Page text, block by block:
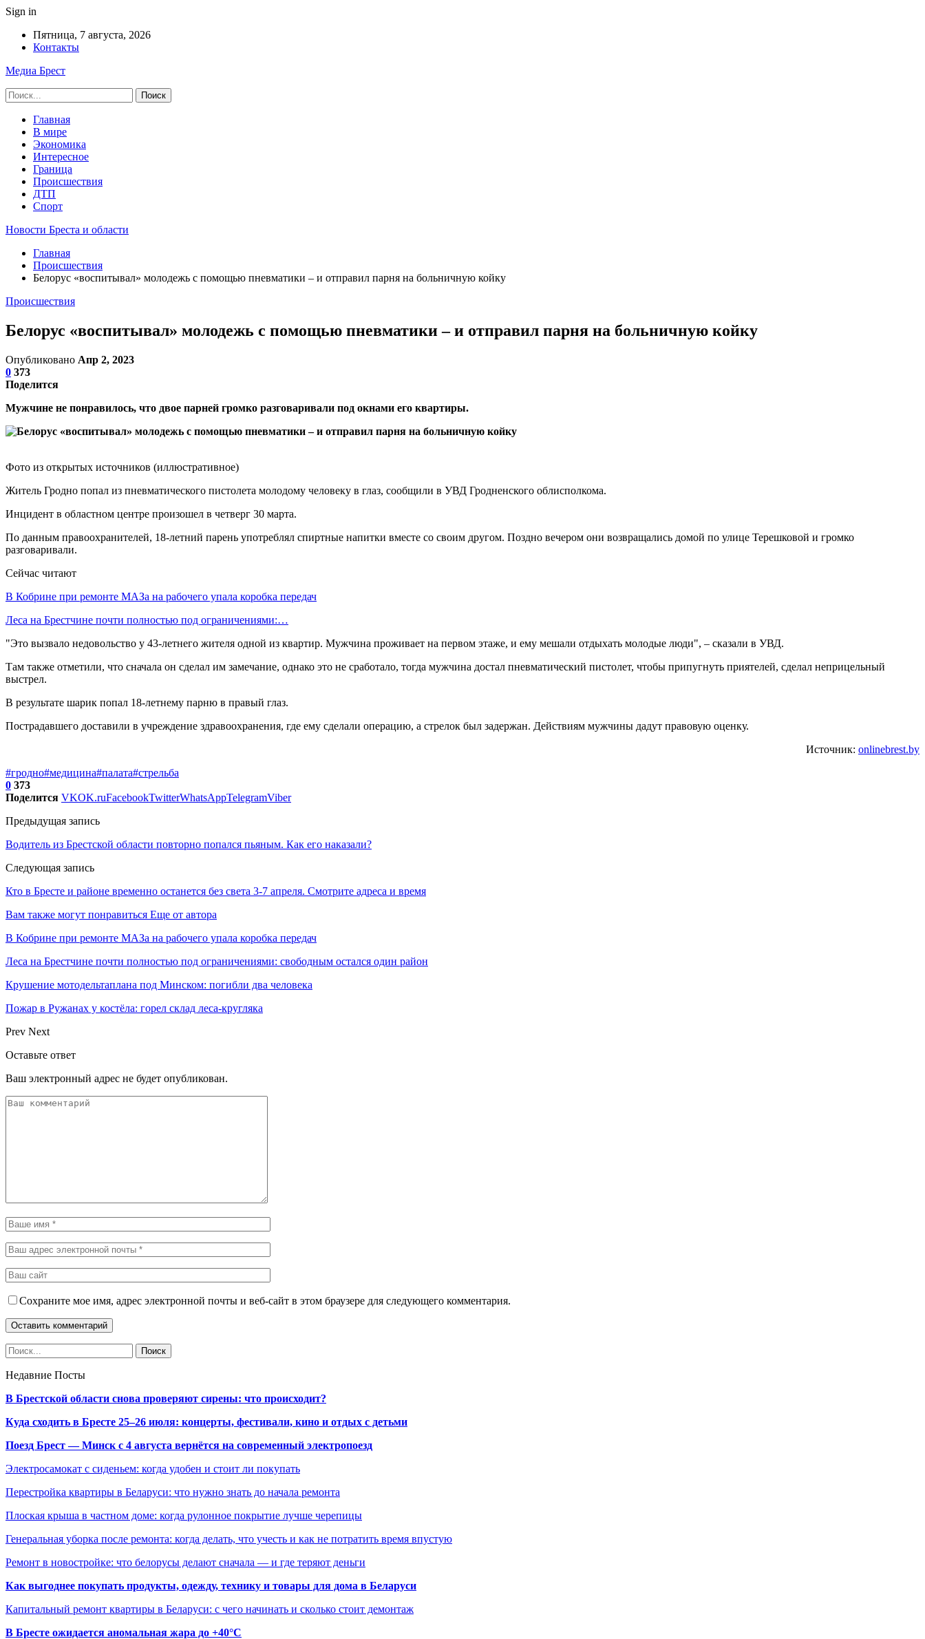
Sign in
Пятница, 7 августа, 2026
Контакты
Медиа Брест
Главная
В мире
Экономика
Интересное
Граница
Происшествия
ДТП
Спорт
Новости Бреста и области
Главная
Происшествия
Белорус «воспитывал» молодежь с помощью пневматики – и отправил парня на больничную койку
Происшествия
Белорус «воспитывал» молодежь с помощью пневматики – и отправил парня на больничную койку
Опубликовано Апр 2, 2023
0 373
Поделится
Мужчине не понравилось, что двое парней громко разговаривали под окнами его квартиры.
Фото из открытых источников (иллюстративное)
Житель Гродно попал из пневматического пистолета молодому человеку в глаз, сообщили в УВД Гродненского облисполкома.
Инцидент в областном центре произошел в четверг 30 марта.
По данным правоохранителей, 18-летний парень употреблял спиртные напитки вместе со своим другом. Поздно вечером они возвращались домой по улице Терешковой и громко
разговаривали.
Сейчас читают
В Кобрине при ремонте МАЗа на рабочего упала коробка передач
Леса на Брестчине почти полностью под ограничениями:…
"Это вызвало недовольство у 43-летнего жителя одной из квартир. Мужчина проживает на первом этаже, и ему мешали отдыхать молодые люди", – сказали в УВД.
Там также отметили, что сначала он сделал им замечание, однако это не сработало, тогда мужчина достал пневматический пистолет, чтобы припугнуть приятелей, сделал неприцельный
выстрел.
В результате шарик попал 18-летнему парню в правый глаз.
Пострадавшего доставили в учреждение здравоохранения, где ему сделали операцию, а стрелок был задержан. Действиям мужчины дадут правовую оценку.
Источник: onlinebrest.by
#гродно#медицина#палата#стрельба
0 373
Поделится VKOK.ruFacebookTwitterWhatsAppTelegramViber
Предыдущая запись
Водитель из Брестской области повторно попался пьяным. Как его наказали?
Следующая запись
Кто в Бресте и районе временно останется без света 3-7 апреля. Смотрите адреса и время
Вам также могут понравиться Еще от автора
В Кобрине при ремонте МАЗа на рабочего упала коробка передач
Леса на Брестчине почти полностью под ограничениями: свободным остался один район
Крушение мотодельтаплана под Минском: погибли два человека
Пожар в Ружанах у костёла: горел склад леса-кругляка
Prev Next
Оставьте ответ
Ваш электронный адрес не будет опубликован.
Сохраните мое имя, адрес электронной почты и веб-сайт в этом браузере для следующего комментария.
Недавние Посты
В Брестской области снова проверяют сирены: что происходит?
Куда сходить в Бресте 25–26 июля: концерты, фестивали, кино и отдых с детьми
Поезд Брест — Минск с 4 августа вернётся на современный электропоезд
Электросамокат с сиденьем: когда удобен и стоит ли покупать
Перестройка квартиры в Беларуси: что нужно знать до начала ремонта
Плоская крыша в частном доме: когда рулонное покрытие лучше черепицы
Генеральная уборка после ремонта: когда делать, что учесть и как не потратить время впустую
Ремонт в новостройке: что белорусы делают сначала — и где теряют деньги
Как выгоднее покупать продукты, одежду, технику и товары для дома в Беларуси
Капитальный ремонт квартиры в Беларуси: с чего начинать и сколько стоит демонтаж
В Бресте ожидается аномальная жара до +40°C